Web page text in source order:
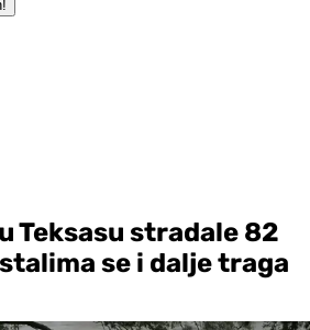
Teksasu stradale 82
se i dalje traga